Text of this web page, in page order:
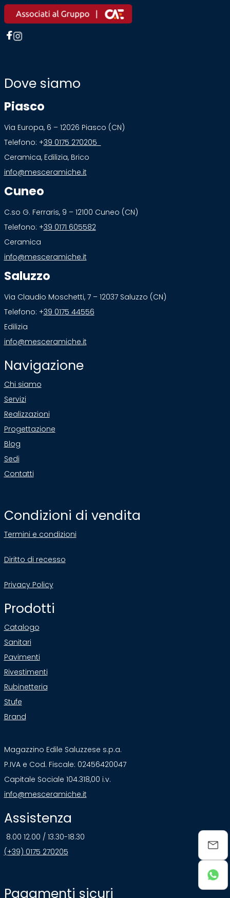
Dove siamo
Piasco
Via Europa, 6 – 12026 Piasco (CN)
Telefono: +39 0175 270205
Ceramica, Edilizia, Brico
info@mesceramiche.it
Cuneo
C.so G. Ferraris, 9 – 12100 Cuneo (CN)
Telefono: +39 0171 605582
Ceramica
info@mesceramiche.it
Saluzzo
Via Claudio Moschetti, 7 – 12037 Saluzzo (CN)
Telefono: +39 0175 44556
Edilizia
info@mesceramiche.it
Navigazione
Chi siamo
Servizi
Realizzazioni
Progettazione
Blog
Sedi
Contatti
Condizioni di vendita
Termini e condizioni
Diritto di recesso
Privacy Policy
Prodotti
Catalogo
Sanitari
Pavimenti
Rivestimenti
Rubinetteria
Stufe
Brand
Magazzino Edile Saluzzese s.p.a.
P.IVA e Cod. Fiscale: 02456420047
Capitale Sociale 104.318,00 i.v.
info@mesceramiche.it
Assistenza
8.00 12.00 / 13.30-18.30
(+39) 0175 270205
Pagamenti sicuri